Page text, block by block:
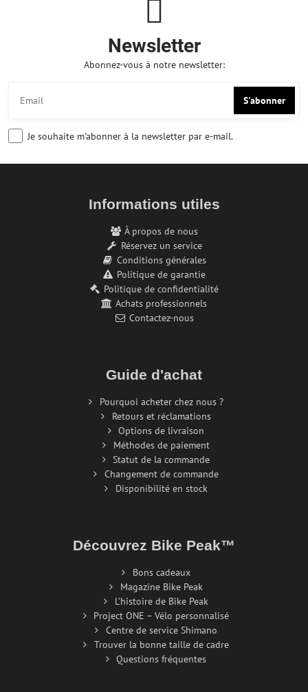
Newsletter
Abonnez-vous à notre newsletter:
S'abonner
Je souhaite m'abonner à la newsletter par e-mail.
Informations utiles
À propos de nous
Réservez un service
Conditions générales
Politique de garantie
Politique de confidentialité
Achats professionnels
Contactez-nous
Guide d'achat
Pourquoi acheter chez nous ?
Retours et réclamations
Options de livraison
Méthodes de paiement
Statut de la commande
Changement de commande
Disponibilité en stock
Découvrez Bike Peak™
Bons cadeaux
Magazine Bike Peak
L'histoire de Bike Peak
Project ONE – Vélo personnalisé
Centre de service Shimano
Trouver la bonne taille de cadre
Questions fréquentes